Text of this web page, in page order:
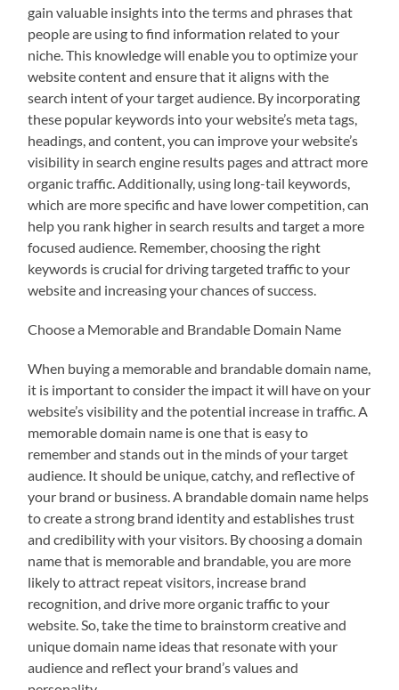
gain valuable insights into the terms and phrases that
people are using to find information related to your
niche. This knowledge will enable you to optimize your
website content and ensure that it aligns with the
search intent of your target audience. By incorporating
these popular keywords into your website’s meta tags,
headings, and content, you can improve your website’s
visibility in search engine results pages and attract more
organic traffic. Additionally, using long-tail keywords,
which are more specific and have lower competition, can
help you rank higher in search results and target a more
focused audience. Remember, choosing the right
keywords is crucial for driving targeted traffic to your
website and increasing your chances of success.
Choose a Memorable and Brandable Domain Name
When buying a memorable and brandable domain name,
it is important to consider the impact it will have on your
website’s visibility and the potential increase in traffic. A
memorable domain name is one that is easy to
remember and stands out in the minds of your target
audience. It should be unique, catchy, and reflective of
your brand or business. A brandable domain name helps
to create a strong brand identity and establishes trust
and credibility with your visitors. By choosing a domain
name that is memorable and brandable, you are more
likely to attract repeat visitors, increase brand
recognition, and drive more organic traffic to your
website. So, take the time to brainstorm creative and
unique domain name ideas that resonate with your
audience and reflect your brand’s values and